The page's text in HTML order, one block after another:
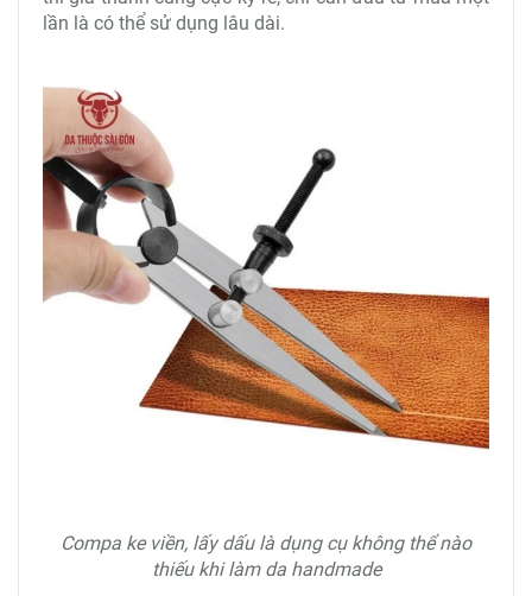
lần là có thể sử dụng lâu dài.
Compa ke viền, lấy dấu là dụng cụ không thể nào
thiếu khi làm da handmade